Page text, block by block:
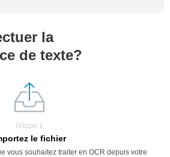
la
de texte?
l'étape 1
le fichier
vous souhaitez traiter en OCR depuis votre